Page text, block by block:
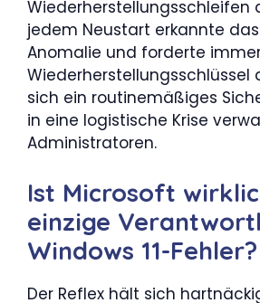
Wiederherstellungsschleifen
jedem Neustart erkannte
Anomalie und forderte
Wiederherstellungsschlüssel
sich ein routinemäßiges
in eine logistische Krise
Administratoren.
Ist Microsoft
einzige
Windows 11-Fehler?
Der Reflex hält sich